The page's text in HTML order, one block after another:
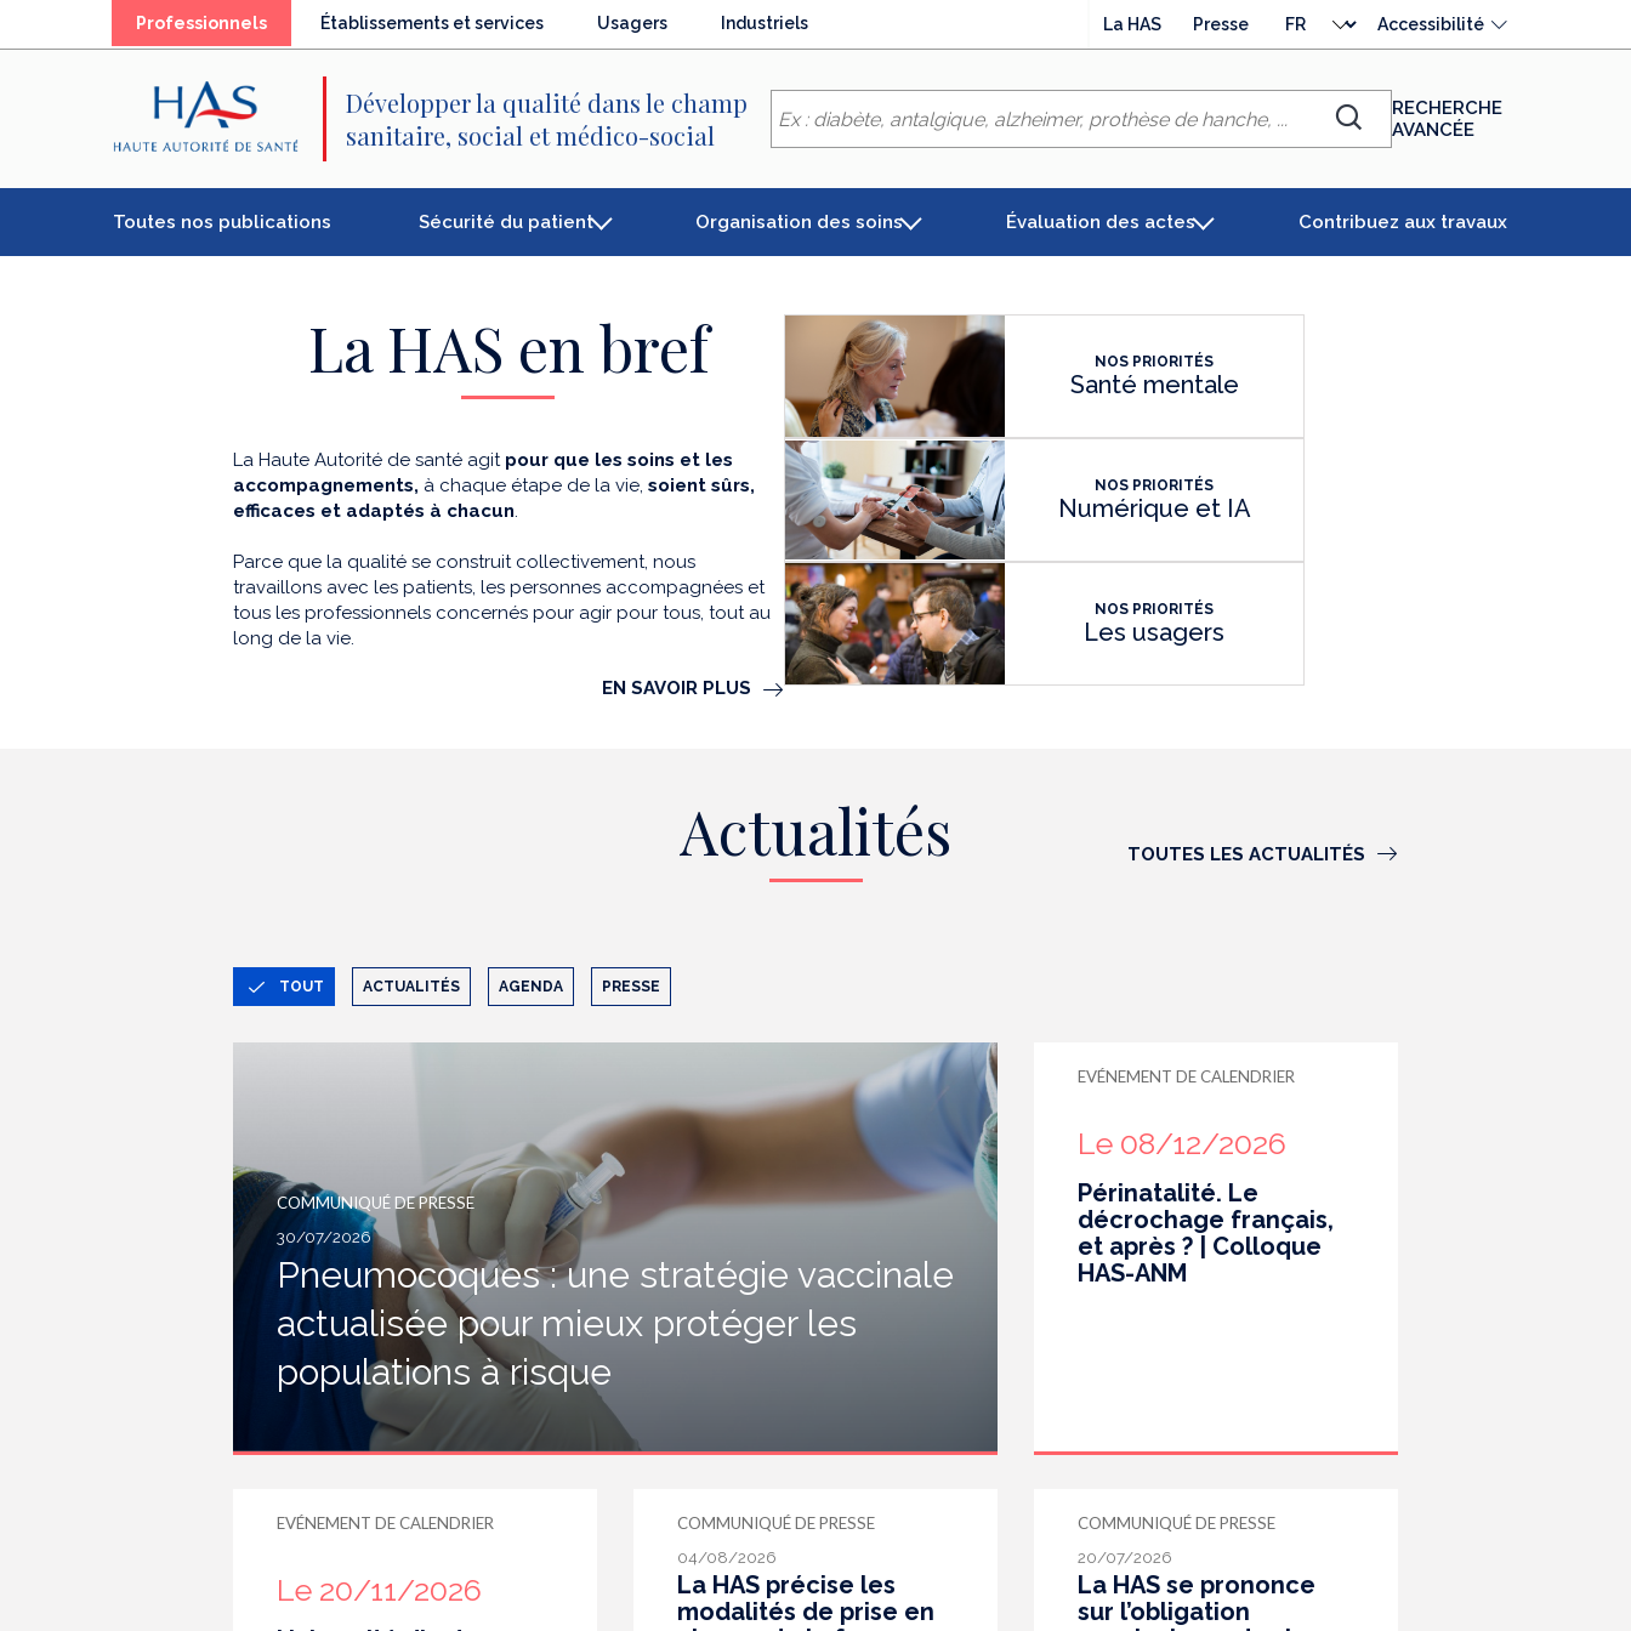
Professionnels(élémentÉtablissements et services Usagers Industriels La HAS Presse
langue
Accessibilité
Développer la qualité dans le champ
sanitaire, social et médico-social
Chercher
RECHERCHE
AVANCÉE
Toutes nos publications Sécurité du patient Organisation des soins Évaluation des actes Contribuez aux travaux
La HAS en bref
La Haute Autorité de santé agit pour que les soins et les
accompagnements, à chaque étape de la vie, soient sûrs,
efficaces et adaptés à chacun.
Parce que la qualité se construit collectivement, nous
travaillons avec les patients, les personnes accompagnées et
tous les professionnels concernés pour agir pour tous, tout au
long de la vie.
EN SAVOIR PLUS
NOS PRIORITÉS
Santé mentale
NOS PRIORITÉS
Numérique et IA
NOS PRIORITÉS
Les usagers
Actualités TOUTES LES ACTUALITÉS
TOUT ACTUALITÉS AGENDA PRESSE
COMMUNIQUÉ DE PRESSE
30/07/2026
Pneumocoques : une stratégie vaccinale
actualisée pour mieux protéger les
populations à risque
EVÉNEMENT DE CALENDRIER
Le 08/12/2026
Périnatalité. Le
décrochage français,
et après ? | Colloque
HAS-ANM
EVÉNEMENT DE CALENDRIER
Le 20/11/2026
COMMUNIQUÉ DE PRESSE
04/08/2026
La HAS précise les
modalités de prise en
COMMUNIQUÉ DE PRESSE
20/07/2026
La HAS se prononce
sur l’obligation